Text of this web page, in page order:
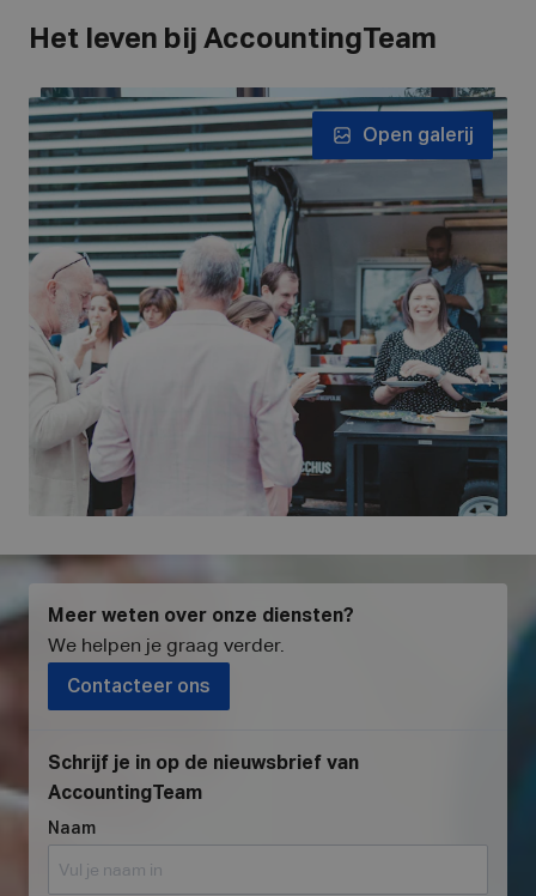
Het leven bij AccountingTeam
Open galerij
Meer weten over onze diensten?
We helpen je graag verder.
Contacteer ons
Schrijf je in op de nieuwsbrief van
AccountingTeam
Naam